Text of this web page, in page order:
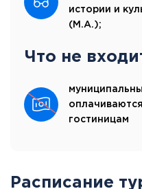
истории и
(M.A.);
Что не
гостиницам
Расписание